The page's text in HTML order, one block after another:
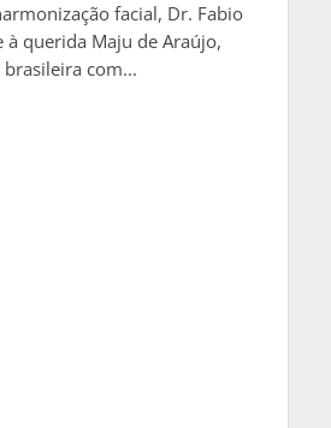
facial, Dr. Fabio
à querida Maju de Araújo,
com...